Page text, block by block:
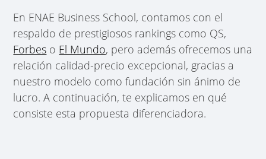
En ENAE Business School, contamos con el
respaldo de prestigiosos rankings como QS,
Forbes o El Mundo, pero además ofrecemos una
relación calidad-precio excepcional, gracias a
nuestro modelo como fundación sin ánimo de
lucro. A continuación, te explicamos en qué
consiste esta propuesta diferenciadora.